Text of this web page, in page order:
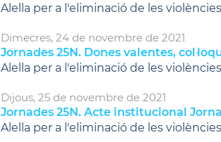
Alella per a l'eliminació de les
Dimecres, 24 denovembre de2021
Jornades 25N. Dones valentes,
Alella per a l'eliminació de les
Dijous, 25 denovembre de2021
Jornades 25N. Acte institucional
Alella per a l'eliminació de les